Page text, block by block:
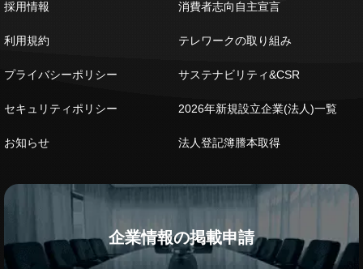
採用情報
利用規約
プライバシーポリシー
セキュリティポリシー
お知らせ
消費者志向自主宣言
テレワークの取り組み
サステナビリティ&CSR
2026年新規設立企業(法人)一覧
法人登記簿謄本取得
企業情報の掲載申請